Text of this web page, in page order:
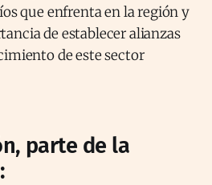
que enfrenta en la región y
de establecer alianzas
de este sector
parte de la